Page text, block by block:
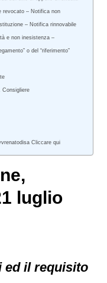
revocato – Notifica non
– Notifica rinnovabile
e non inesistenza –
o del “riferimento”
Consigliere
Cliccare qui
luglio
ed il requisito